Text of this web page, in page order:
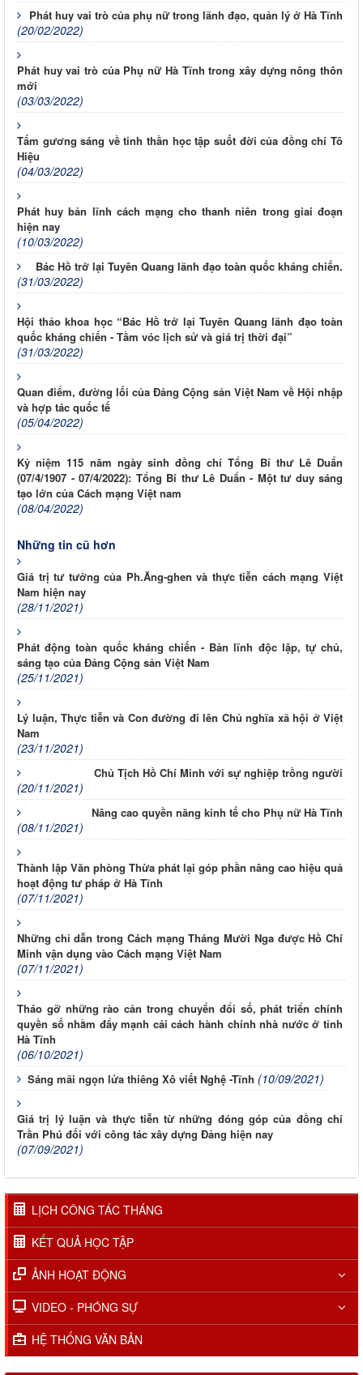
Phát huy vai trò của phụ nữ trong lãnh đạo, quản lý ở Hà Tĩnh
(20/02/2022)
Phát huy vai trò của Phụ nữ Hà Tĩnh trong xây dựng nông thôn
mới
(03/03/2022)
Tấm gương sáng về tinh thần học tập suốt đời của đồng chí Tô
Hiệu
(04/03/2022)
Phát huy bản lĩnh cách mạng cho thanh niên trong giai đoạn
hiện nay
(10/03/2022)
Bác Hồ trở lại Tuyên Quang lãnh đạo toàn quốc kháng chiến.
(31/03/2022)
Hội thảo khoa học “Bác Hồ trở lại Tuyên Quang lãnh đạo toàn
quốc kháng chiến - Tầm vóc lịch sử và giá trị thời đại”
(31/03/2022)
Quan điểm, đường lối của Đảng Cộng sản Việt Nam về Hội nhập
và hợp tác quốc tế
(05/04/2022)
Kỷ niệm 115 năm ngày sinh đồng chí Tổng Bí thư Lê Duẩn
(07/4/1907 - 07/4/2022): Tổng Bí thư Lê Duẩn - Một tư duy sáng
tạo lớn của Cách mạng Việt nam
(08/04/2022)
Những tin cũ hơn
Giá trị tư tưởng của Ph.Ăng-ghen và thực tiễn cách mạng Việt
Nam hiện nay
(28/11/2021)
Phát động toàn quốc kháng chiến - Bản lĩnh độc lập, tự chủ,
sáng tạo của Đảng Cộng sản Việt Nam
(25/11/2021)
Lý luận, Thực tiễn và Con đường đi lên Chủ nghĩa xã hội ở Việt
Nam
(23/11/2021)
Chủ Tịch Hồ Chí Minh với sự nghiệp trồng người
(20/11/2021)
Nâng cao quyền năng kinh tế cho Phụ nữ Hà Tĩnh
(08/11/2021)
Thành lập Văn phòng Thừa phát lại góp phần nâng cao hiệu quả
hoạt động tư pháp ở Hà Tĩnh
(07/11/2021)
Những chỉ dẫn trong Cách mạng Tháng Mười Nga được Hồ Chí
Minh vận dụng vào Cách mạng Việt Nam
(07/11/2021)
Tháo gỡ những rào cản trong chuyển đổi số, phát triển chính
quyền số nhằm đẩy mạnh cải cách hành chính nhà nước ở tỉnh
Hà Tĩnh
(06/10/2021)
Sáng mãi ngọn lửa thiêng Xô viết Nghệ -Tĩnh (10/09/2021)
Giá trị lý luận và thực tiễn từ những đóng góp của đồng chí
Trần Phú đối với công tác xây dựng Đảng hiện nay
(07/09/2021)
LỊCH CÔNG TÁC THÁNG
KẾT QUẢ HỌC TẬP
ẢNH HOẠT ĐỘNG
VIDEO - PHÓNG SỰ
HỆ THỐNG VĂN BẢN